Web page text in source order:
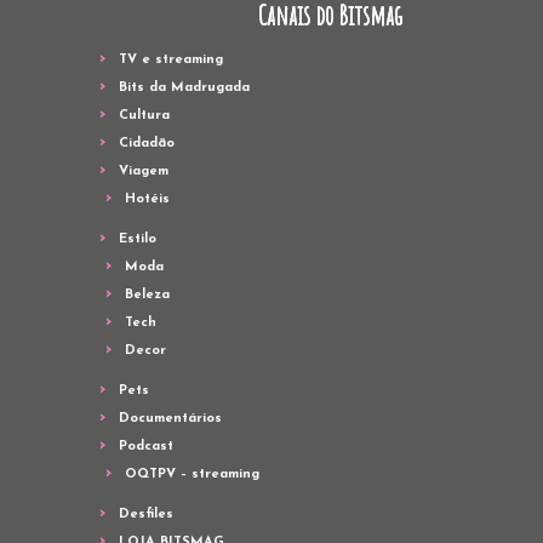
Canais do Bitsmag
TV e streaming
Bits da Madrugada
Cultura
Cidadão
Viagem
Hotéis
Estilo
Moda
Beleza
Tech
Decor
Pets
Documentários
Podcast
OQTPV – streaming
Desfiles